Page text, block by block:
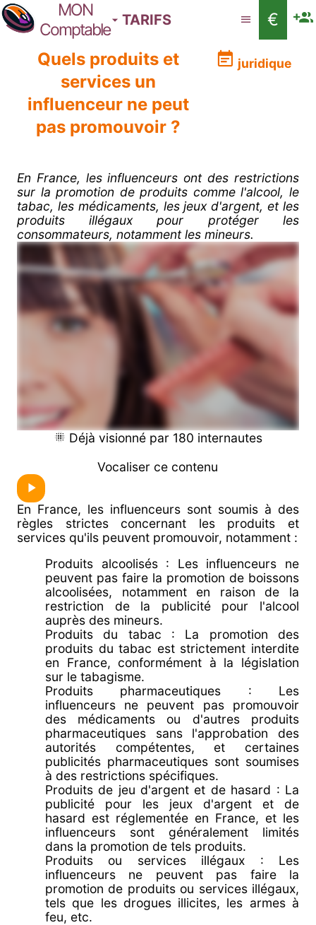
MON
Comptable
TARIFS
€
Quels produits et
services un
influenceur ne peut
pas promouvoir ?
juridique
En France, les influenceurs ont des restrictions
sur la promotion de produits comme l'alcool, le
tabac, les médicaments, les jeux d'argent, et les
produits illégaux pour protéger les
consommateurs, notamment les mineurs.
Déjà visionné par 180 internautes
Vocaliser ce contenu
En France, les influenceurs sont soumis à des
règles strictes concernant les produits et
services qu'ils peuvent promouvoir, notamment :
Produits alcoolisés : Les influenceurs ne
peuvent pas faire la promotion de boissons
alcoolisées, notamment en raison de la
restriction de la publicité pour l'alcool
auprès des mineurs.
Produits du tabac : La promotion des
produits du tabac est strictement interdite
en France, conformément à la législation
sur le tabagisme.
Produits pharmaceutiques : Les
influenceurs ne peuvent pas promouvoir
des médicaments ou d'autres produits
pharmaceutiques sans l'approbation des
autorités compétentes, et certaines
publicités pharmaceutiques sont soumises
à des restrictions spécifiques.
Produits de jeu d'argent et de hasard : La
publicité pour les jeux d'argent et de
hasard est réglementée en France, et les
influenceurs sont généralement limités
dans la promotion de tels produits.
Produits ou services illégaux : Les
influenceurs ne peuvent pas faire la
promotion de produits ou services illégaux,
tels que les drogues illicites, les armes à
feu, etc.